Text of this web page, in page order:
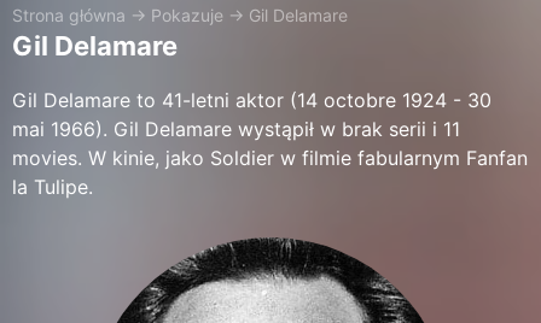
Strona główna → Pokazuje → Gil Delamare
Gil Delamare
Gil Delamare to 41-letni aktor (14 octobre 1924 - 30
mai 1966). Gil Delamare wystąpił w brak serii i 11
movies. W kinie, jako Soldier w filmie fabularnym Fanfan
la Tulipe.